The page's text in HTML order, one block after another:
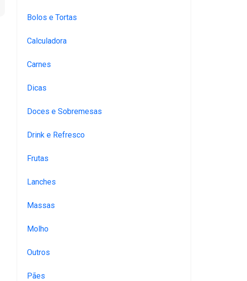
Bolos e Tortas
Calculadora
Carnes
Dicas
Doces e Sobremesas
Drink e Refresco
Frutas
Lanches
Massas
Molho
Outros
Pães